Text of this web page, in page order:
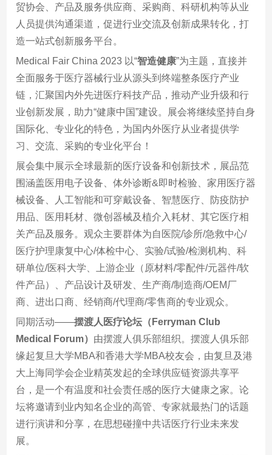
贸协会、产品及服务供应商、采购商、科研机构等从业
人员提供沟通渠道，促进行业交流及创新成果转化，打
造一站式创新服务平台。
Medical Fair China 2023 以“智造健康”为主题，直接并
全面服务于医疗器械行业从源头到终端整条医疗产业
链，汇聚国内外先进医疗科技产品，推动产业升级和行
业创新发展，助力“健康中国”建设。展会将继续坚持自身
国际化、专业化的特色，为国内外医疗从业者提供学
习、交流、采购的专业化平台！
展会集中展示全球最新的医疗设备和创新技术，展品范
围涵盖医用电子设备、体外诊断&即时检验、家用医疗器
械设备、人工智能和可穿戴设备、智慧医疗、防疫防护
用品、医用耗材、微创器械及植介入耗材、其它医疗相
关产品及服务。观众主要群体为自医院/诊所/急救中心/
医疗护理康复中心/体检中心、实验/试验/检测机构、科
研单位/医科大学、上游企业（原材料/零配件/元器件/软
件产品）、产品设计及研发、生产商/制造商/OEM厂
商、进出口商、经销商/代理商/零售商的专业观众。
同期活动——摆渡人医疗论坛（Ferryman Club
Medical Forum） 由摆渡人俱乐部组织。摆渡人俱乐部
缘起复旦⼤学MBA和⾹港⼤学MBA校友会，由复旦及港
⼤上海同学会企业精英发起的全球供应链资源共享平
台，是⼀个有温度和社会责任感的医疗⼤健康之家。论
坛将邀请到业内知名企业的高管、专家就最热门的话题
进行演讲和分享，在思想碰撞中共话医疗行业未来发
展。